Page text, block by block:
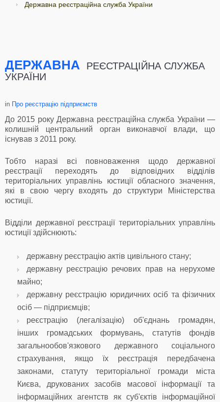
Державна реєстраційна служба України
ДЕРЖАВНА
РЕЄСТРАЦІЙНА СЛУЖБА
УКРАЇНИ
in Про реєстрацію підприємств
До 2015 року Державна реєстраційна служба України —
колишній центральний орган виконавчої влади, що
існував з 2011 року.
Тобто наразі всі повноваження щодо державної
реєстрації переходять до відповідних відділів
територіальних управлінь юстиції обласного значення,
які в свою чергу входять до структури Міністерства
юстиції.
Відділи державної реєстрації територіальних управлінь
юстиції здійснюють:
державну реєстрацію актів цивільного стану;
державну реєстрацію речових прав на нерухоме
майно;
державну реєстрацію юридичних осіб та фізичних
осіб — підприємців;
реєстрацію (легалізацію) об'єднань громадян,
інших громадських формувань, статутів фондів
загальнообов'язкового державного соціального
страхування, якщо їх реєстрація передбачена
законами, статуту територіальної громади міста
Києва, друкованих засобів масової інформації та
інформаційних агентств як суб'єктів інформаційної